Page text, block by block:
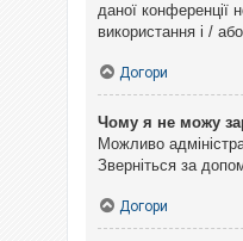
даної конференції
використання і /
Догори
Чому я не можу
Можливо
Зверніться за
Догори